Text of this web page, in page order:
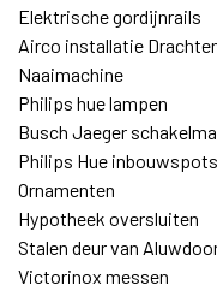
Elektrische gordijnrails
Airco installatie
Naaimachine
Philips hue lampen
Busch Jaeger
Philips Hue inbouwspots
Ornamenten
Hypotheek oversluiten
Stalen deur van
Victorinox messen